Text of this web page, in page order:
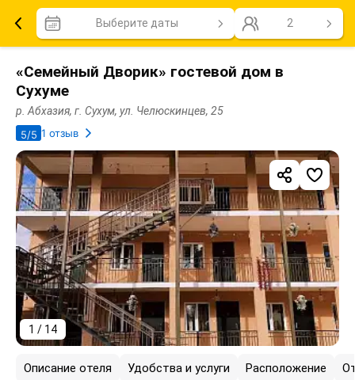
Выберите даты 2
«Семейный Дворик» гостевой дом в
Сухуме
р. Абхазия, г. Сухум, ул. Челюскинцев, 25
5/5 1 отзыв
1 / 14
Описание отеля Удобства и услуги Расположение